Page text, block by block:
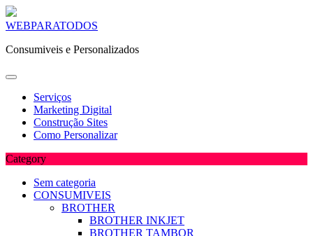
Skip
content
WEBPARATODOS
Consumiveis e Personalizados
Serviços
Marketing Digital
Construção Sites
Como Personalizar
Category
Sem categoria
CONSUMIVEIS
BROTHER
BROTHER INKJET
BROTHER TAMBOR